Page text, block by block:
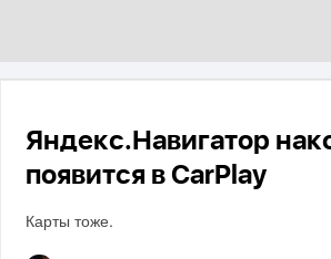
Яндекс.Навигатор
появится в CarPlay
Карты тоже.